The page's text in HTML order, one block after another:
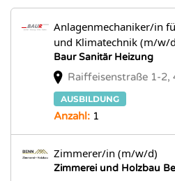
Anlagenmechaniker/in
und Klimatechnik (m/w/
Baur Sanitär Heizung
Raiffeisenstraße 1-2,
AUSBILDUNG
Anzahl: 1
Zimmerer/in (m/w/d)
Zimmerei und Holzbau